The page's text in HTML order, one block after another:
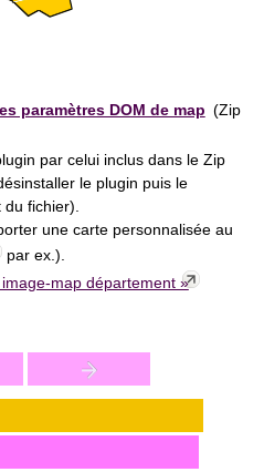
paramètres DOM de map (Zip
par celui inclus dans le Zip
le plugin puis le
fichier).
une carte personnalisée au
par ex.).
map département »